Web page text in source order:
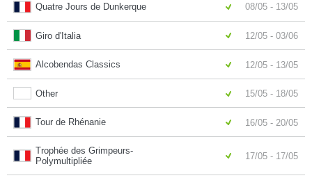
Quatre Jours de Dunkerque 08/05 - 13/05
Giro d'Italia 12/05 - 03/06
Alcobendas Classics 12/05 - 13/05
Other 15/05 - 18/05
Tour de Rhénanie 16/05 - 20/05
Trophée des Grimpeurs-
Polymultipliée
17/05 - 17/05